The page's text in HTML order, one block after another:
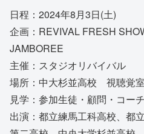
日程：2024年8月3日(土)
企画：REVIVAL FRESH
JAMBOREE
主催：スタジオリバイバル
場所：中大杉並高校 視聴覚室
見学：参加生徒・顧問・コーチ
出演：都立練馬工科高校、都